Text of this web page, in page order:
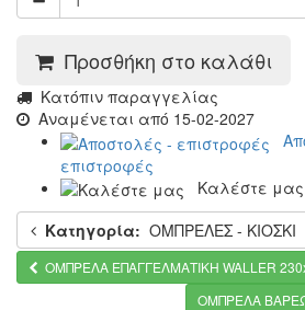
Προσθήκη στο καλάθι
Kατόπιν παραγγελίας
Αναμένεται από 15-02-2027
επιστροφές
Καλέστε μας
Κατηγορία: ΟΜΠΡΕΛΕΣ - ΚΙΟΣΚΙ
ΟΜΠΡΕΛΑ ΕΠΑΓΓΕΛΜΑΤΙΚΗ WALLER
ΟΜΠΡΕΛΑ